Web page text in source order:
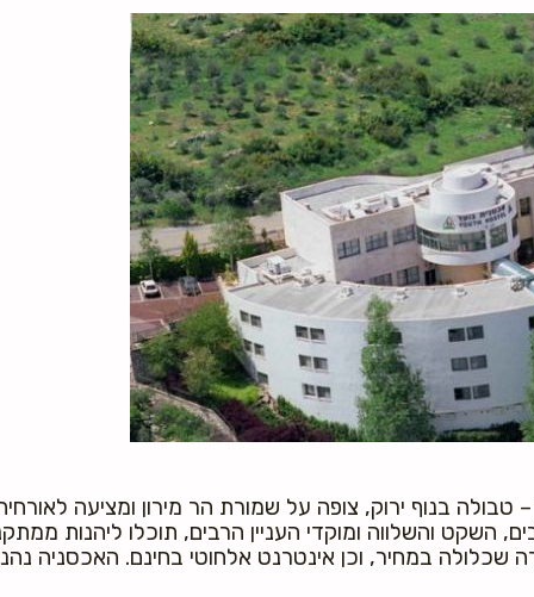
טבולה בנוף ירוק, צופה על שמורת הר מירון ומציעה
השקט והשלווה ומוקדי העניין הרבים, תוכלו ליהנות
שכלולה במחיר, וכן אינטרנט אלחוטי בחינם. האכסניה